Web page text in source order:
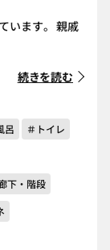
います。 親戚
続きを読む
呂
＃トイレ
下・階段